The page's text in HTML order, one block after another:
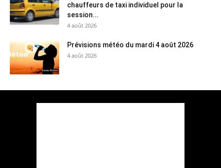
chauffeurs de taxi individuel pour la
session...
4 août 2026
Prévisions météo du mardi 4 août 2026
4 août 2026